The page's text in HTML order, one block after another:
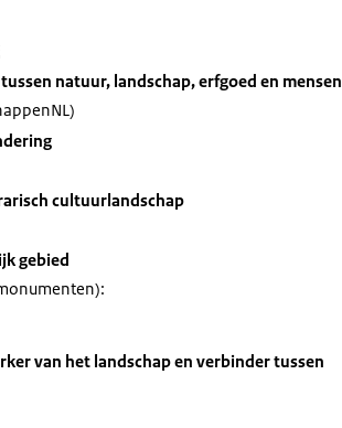
natuur, landschap, erfgoed en mensen
cultuurlandschap
gebied
van het landschap en verbinder tussen